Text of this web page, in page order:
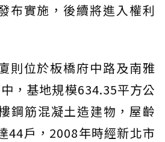
布實施，後續將進入權利
則位於板橋府中路及南雅
，基地規模634.35平方公
鋼筋混凝土造建物，屋齡
44戶，2008年時經新北市